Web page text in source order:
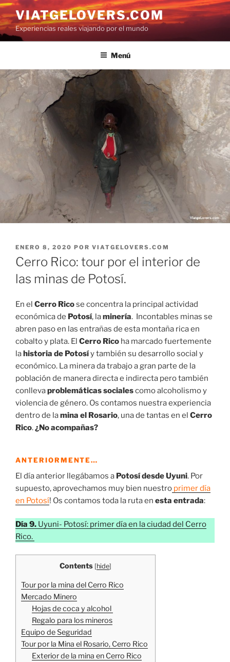
Saltar
al
contenido
VIATGELOVERS.COM
Experiencias reales viajando por el mundo
Menú
PUBLICADO
EL
ENERO 8, 2020 POR VIATGELOVERS.COM
Cerro Rico: tour por el interior de
las minas de Potosí.
En el Cerro Ricose concentra la principal actividad
económica de Potosí, laminería. Incontables minas se
abren paso en las entrañas de esta montaña rica en
cobalto y plata. El Cerro Rico ha marcado fuertemente
lahistoria de Potosíy también su desarrollo social y
económico. La minera da trabajo a gran parte de la
población de manera directa e indirecta pero también
conllevaproblemáticas socialescomo alcoholismo y
violencia de género. Os contamos nuestra experiencia
dentro de lamina el Rosario, una de tantas en el Cerro
Rico.¿No acompañas?
ANTERIORMENTE…
El día anterior llegábamos a Potosí desde Uyuni. Por
supuesto, aprovechamos muy bien nuestro primer día
en Potosí! Os contamos toda la ruta en esta entrada:
Día 9. Uyuni- Potosí: primer día en la ciudad del Cerro
Rico.
Contents [hide]
Tour por la mina del Cerro Rico
Mercado Minero
Hojas de coca y alcohol
Regalo para los mineros
Equipo de Seguridad
Tour por la Mina el Rosario, Cerro Rico
Exterior de la mina en Cerro Rico